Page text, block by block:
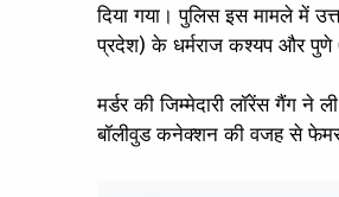
दिया गया। पुलिस इस मामले में
प्रदेश) के धर्मराज कश्यप और पुणे
मर्डर की जिम्मेदारी लॉरेंस गैंग ने
बॉलीवुड कनेक्शन की वजह से